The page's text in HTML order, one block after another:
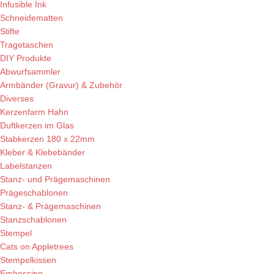
Infusible Ink
Schneidematten
Stifte
Tragetaschen
DIY Produkte
Abwurfsammler
Armbänder (Gravur) & Zubehör
Diverses
Kerzenfarm Hahn
Duftkerzen im Glas
Stabkerzen 180 x 22mm
Kleber & Klebebänder
Labelstanzen
Stanz- und Prägemaschinen
Prägeschablonen
Stanz- & Prägemaschinen
Stanzschablonen
Stempel
Cats on Appletrees
Stempelkissen